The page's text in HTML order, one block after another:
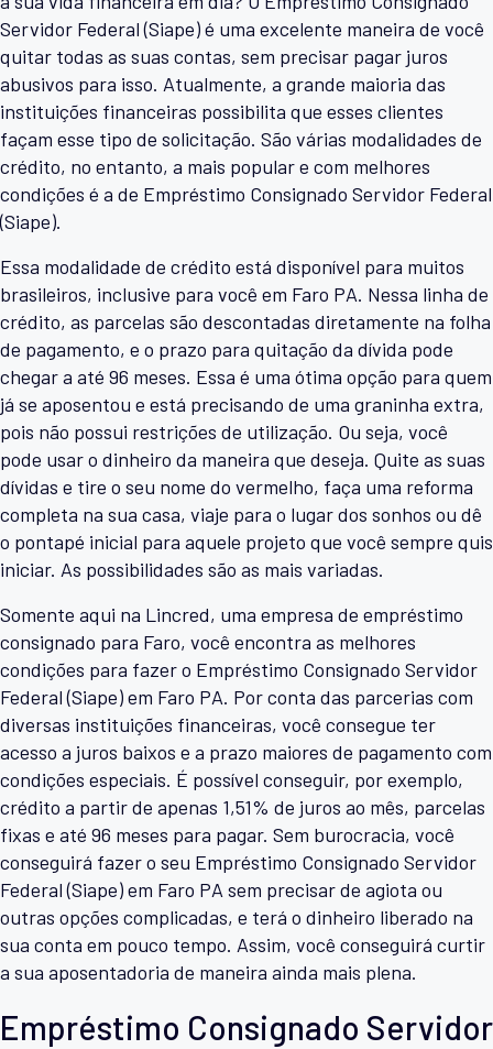
Servidor Federal (Siape) é uma excelente maneira de você
quitar todas as suas contas, sem precisar pagar juros
abusivos para isso. Atualmente, a grande maioria das
instituições financeiras possibilita que esses clientes
façam esse tipo de solicitação. São várias modalidades de
crédito, no entanto, a mais popular e com melhores
condições é a de Empréstimo Consignado Servidor Federal
(Siape).
Essa modalidade de crédito está disponível para muitos
brasileiros, inclusive para você em Faro PA. Nessa linha de
crédito, as parcelas são descontadas diretamente na folha
de pagamento, e o prazo para quitação da dívida pode
chegar a até 96 meses. Essa é uma ótima opção para quem
já se aposentou e está precisando de uma graninha extra,
pois não possui restrições de utilização. Ou seja, você
pode usar o dinheiro da maneira que deseja. Quite as suas
dívidas e tire o seu nome do vermelho, faça uma reforma
completa na sua casa, viaje para o lugar dos sonhos ou dê
o pontapé inicial para aquele projeto que você sempre quis
iniciar. As possibilidades são as mais variadas.
Somente aqui na Lincred, uma empresa de empréstimo
consignado para Faro, você encontra as melhores
condições para fazer o Empréstimo Consignado Servidor
Federal (Siape) em Faro PA. Por conta das parcerias com
diversas instituições financeiras, você consegue ter
acesso a juros baixos e a prazo maiores de pagamento com
condições especiais. É possível conseguir, por exemplo,
crédito a partir de apenas 1,51% de juros ao mês, parcelas
fixas e até 96 meses para pagar. Sem burocracia, você
conseguirá fazer o seu Empréstimo Consignado Servidor
Federal (Siape) em Faro PA sem precisar de agiota ou
outras opções complicadas, e terá o dinheiro liberado na
sua conta em pouco tempo. Assim, você conseguirá curtir
a sua aposentadoria de maneira ainda mais plena.
Empréstimo Consignado Servidor